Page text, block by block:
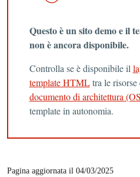
Questo è un sito demo e il
non è ancora disponibile.
Controlla se è disponibile il
template HTMLtra le risorse
documento di architettura
template in autonomia.
Pagina aggiornata il 04/03/2025